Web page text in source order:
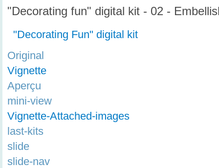
"Decorating fun" digital kit - 02 -
"Decorating Fun" digital kit
Original
Vignette
Aperçu
mini-view
Vignette-Attached-images
last-kits
slide
slide-nav